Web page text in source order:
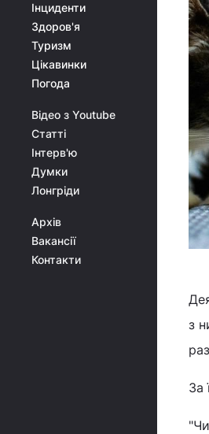
Інциденти
Здоров'я
Туризм
Цікавинки
Погода
Відео з Youtube
Статті
Інтерв'ю
Думки
Лонгріди
Архів
Вакансії
Контакти
з
За